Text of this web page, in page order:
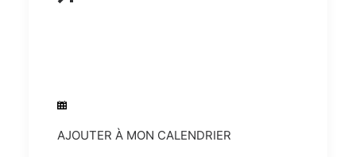
AJOUTER À MON CALENDRIER